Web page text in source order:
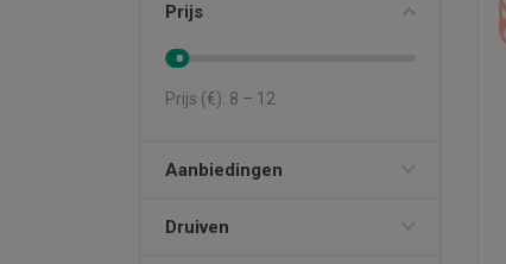
Prijs
Prijs (€): 8 – 12
Aanbiedingen
Druiven